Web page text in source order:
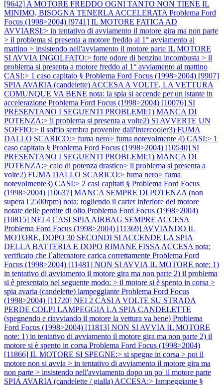
[9642] A MOTORE FREDDO OGNI TANTO NON TIENE IL
MINIMO, BISOGNA TENERLA ACCELERATA Problema Ford
Focus (1998>2004) [9741] IL MOTORE FATICA AD
AVVIARSI:> in tentativo di avviamento il motore gira ma non parte
> il problema si presenta a motore freddo al 1° avviamento al
mattino > insistendo nell'avviamento il motore parte IL MOTORE
SI AVVIA INGOLFATO:> forte odore di benzina incombusta > il
problema si presenta a motore freddo al 1° avviamento al mattino
CASI:> 1 caso capitato § Problema Ford Focus (1998>2004) [9907]
SPIA AVARIA (candelette) ACCESA A VOLTE, LA VETTURA
COMUNQUE VA BENE nota: la spia si accende per un istante in
accelerazione Problema Ford Focus (1998>2004) [10076] SI
PRESENTANO I SEGUENTI PROBLEMI:1) MANCA DI
POTENZA:> il problema si presenta a volte2) SI AVVERTE UN
SOFFIO:> il soffio sembra provenire dall'intercooler3) FUMA
DALLO SCARICO:> fuma nero> fuma notevolmente 4) CASI:> 1
caso capitato § Problema Ford Focus (1998>2004) [10540] SI
PRESENTANO I SEGUENTI PROBLEMI:1) MANCA DI
POTENZA:> calo di potenza drastico> il problema si presenta a
volte2) FUMA DALLO SCARICO:> fuma nero> fuma
notevolmente3) CASI:> 2 casi capitati § Problema Ford Focus
(1998>2004) [10637] MANCA SEMPRE DI POTENZA (non
supera i 2500rpm) nota: togliendo il carter inferiore del motore
notate delle perdite di olio Problema Ford Focus (1998>2004)
[10815] NEI 4 CASI SPIA AIRBAG SEMPRE ACCESA
Problema Ford Focus (1998>2004) [11369] AVVIANDO IL
MOTORE, DOPO 30 SECONDI SI ACCENDE LA SPIA
DELLA BATTERIA E DOPO RIMANE FISSA ACCESA nota:
verificato che l`alternatore carica correttamente Problema Ford
Focus (1998>2004) [11481] NON SI AVVIA IL MOTORE note: 1)
in tentativo di avviamento il motore gira ma non parte 2) il problema
si è presentato nel seguente modo: > il motore si è spento in corsa >
spia avaria (candelette) lampeggiante Problema Ford Focus
(1998>2004) [11720] NEI 2 CASI A VOLTE SU STRADA
PERDE COLPI LAMPEGGIA LA SPIA CANDELETTE
(spegnendo e riavviando il motore la vettura va bene) Problema
Ford Focus (1998>2004) [11813] NON SI AVVIA IL MOTORE
note: 1) in tentativo di avviamento il motore gira ma non parte 2) il
motore si è spento in corsa Problema Ford Focus (1998>2004)
[11866] IL MOTORE SI SPEGNE:> si spegne in corsa > poi il
motore non si avvia > in tentativo di avviamento il motore gira ma
non parte > insistendo nell'avviamento dopo un po' il motore parte
SPIA AVARIA (candelette / gialla) ACCESA:> lampeggiante §